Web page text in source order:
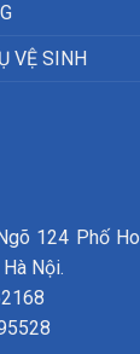
VỆ SINH
124 Phố
Nội.